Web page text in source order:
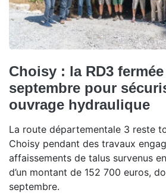
Choisy : la RD3
septembre pour
ouvrage hydraulique
La route départementale 3 reste
Choisy pendant des travaux
affaissements de talus survenus
d’un montant de 152 700 euros,
septembre.